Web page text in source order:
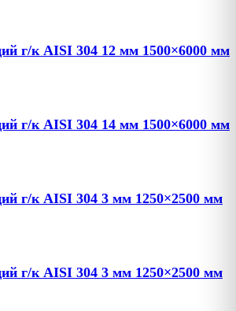
г/к AISI 304 12 мм 1500×6000 мм
г/к AISI 304 14 мм 1500×6000 мм
г/к AISI 304 3 мм 1250×2500 мм
г/к AISI 304 3 мм 1250×2500 мм